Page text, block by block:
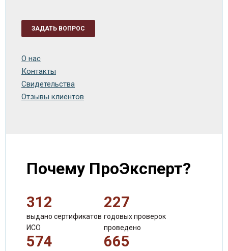
ЗАДАТЬ ВОПРОС
О нас
Контакты
Свидетельства
Отзывы клиентов
Почему ПроЭксперт?
312
выдано сертификатов
ИСО
227
годовых проверок
проведено
574 665